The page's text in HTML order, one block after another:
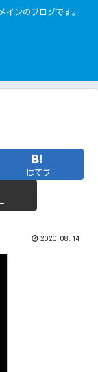
インのブログです。
はてブ
2020.08.14